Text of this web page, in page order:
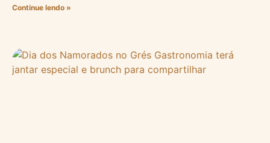
Continue lendo »